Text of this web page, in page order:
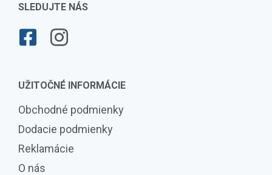
SLEDUJTE NÁS
UŽITOČNÉ INFORMÁCIE
Obchodné podmienky
Dodacie podmienky
Reklamácie
O nás